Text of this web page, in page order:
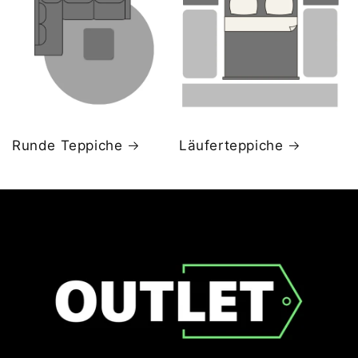
Runde Teppiche Läuferteppiche